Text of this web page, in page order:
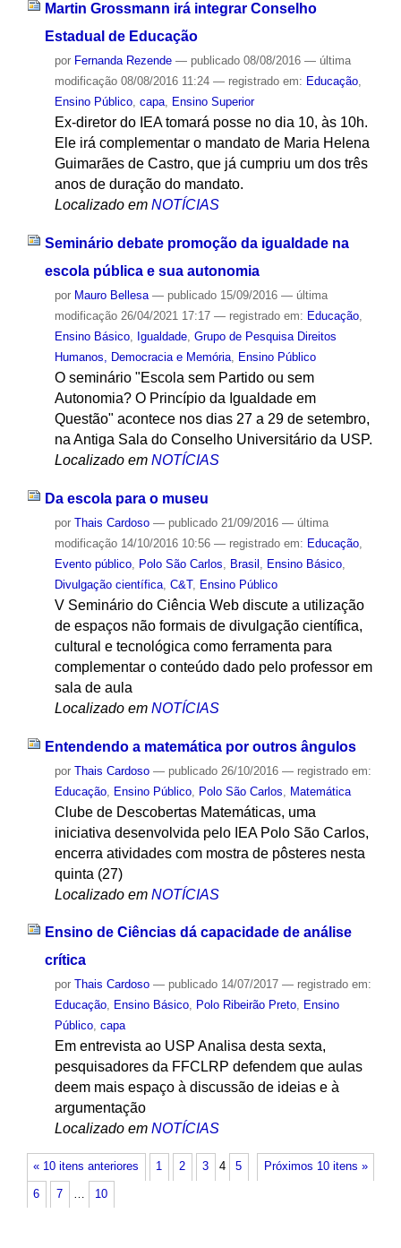
Martin Grossmann irá integrar Conselho
Estadual de Educação
por Fernanda Rezende — publicado08/08/2016 — última
modificação08/08/2016 11:24 — registrado em: Educação,
Ensino Público, capa, Ensino Superior
Ex-diretor do IEA tomará posse no dia 10, às 10h.
Ele irá complementar o mandato de Maria Helena
Guimarães de Castro, que já cumpriu um dos três
anos de duração do mandato.
Localizado em NOTÍCIAS
Seminário debate promoção da igualdade na
escola pública e sua autonomia
por Mauro Bellesa — publicado15/09/2016 — última
modificação26/04/2021 17:17 — registrado em: Educação,
Ensino Básico, Igualdade, Grupo de Pesquisa Direitos
Humanos, Democracia e Memória, Ensino Público
O seminário "Escola sem Partido ou sem
Autonomia? O Princípio da Igualdade em
Questão" acontece nos dias 27 a 29 de setembro,
na Antiga Sala do Conselho Universitário da USP.
Localizado em NOTÍCIAS
Da escola para o museu
por Thais Cardoso — publicado21/09/2016 — última
modificação14/10/2016 10:56 — registrado em: Educação,
Evento público, Polo São Carlos Brasil Ensino Básico,
Divulgação científica, C&T, Ensino Público
V Seminário do Ciência Web discute a utilização
de espaços não formais de divulgação científica,
cultural e tecnológica como ferramenta para
complementar o conteúdo dado pelo professor em
sala de aula
Localizado em NOTÍCIAS
Entendendo a matemática por outros ângulos
por Thais Cardoso — publicado26/10/2016 — registrado em:
Educação, Ensino Público, Polo São Carlos Matemática
Clube de Descobertas Matemáticas, uma
iniciativa desenvolvida pelo IEA Polo São Carlos,
encerra atividades com mostra de pôsteres nesta
quinta (27)
Localizado em NOTÍCIAS
Ensino de Ciências dá capacidade de análise
crítica
por Thais Cardoso — publicado14/07/2017 — registrado em:
Educação, Ensino Básico, Polo Ribeirão Preto, Ensino
Público, capa
Em entrevista ao USP Analisa desta sexta,
pesquisadores da FFCLRP defendem que aulas
deem mais espaço à discussão de ideias e à
argumentação
Localizado em NOTÍCIAS
« 10 itens anteriores Próximos 10 itens »
1 2 3 4 5
6 7 … 10